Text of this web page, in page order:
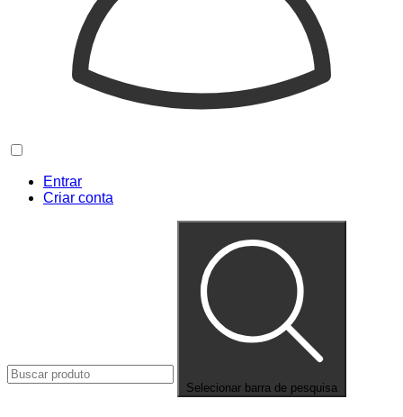
Entrar
Criar conta
Selecionar barra de pesquisa